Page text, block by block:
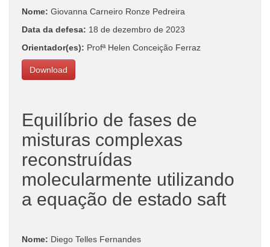
Nome: Giovanna Carneiro Ronze Pedreira
Data da defesa: 18 de dezembro de 2023
Orientador(es): Profª Helen Conceição Ferraz
Download
Equilíbrio de fases de
misturas complexas
reconstruídas
molecularmente utilizando
a equação de estado saft
Nome: Diego Telles Fernandes